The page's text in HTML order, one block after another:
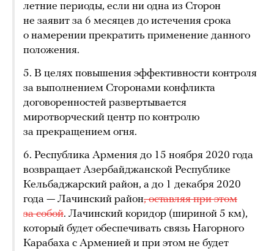
летние периоды, если ни одна из Сторон
не заявит за 6 месяцев до истечения срока
о намерении прекратить применение данного
положения.
5. В целях повышения эффективности контроля
за выполнением Сторонами конфликта
договоренностей развертывается
миротворческий центр по контролю
за прекращением огня.
6. Республика Армения до 15 ноября 2020 года
возвращает Азербайджанской Республике
Кельбаджарский район, а до 1 декабря 2020
года — Лачинский район, оставляя при этом
за собой. Лачинский коридор (шириной 5 км),
который будет обеспечивать связь Нагорного
Карабаха с Арменией и при этом не будет